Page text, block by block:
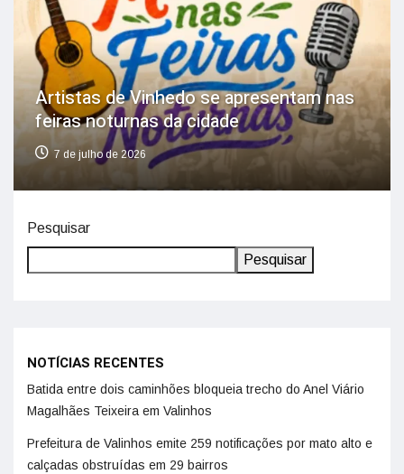
Artistas de Vinhedo se apresentam nas
feiras noturnas da cidade
7 de julho de 2026
Pesquisar
Pesquisar
NOTÍCIAS RECENTES
Batida entre dois caminhões bloqueia trecho do Anel Viário
Magalhães Teixeira em Valinhos
Prefeitura de Valinhos emite 259 notificações por mato alto e
calçadas obstruídas em 29 bairros